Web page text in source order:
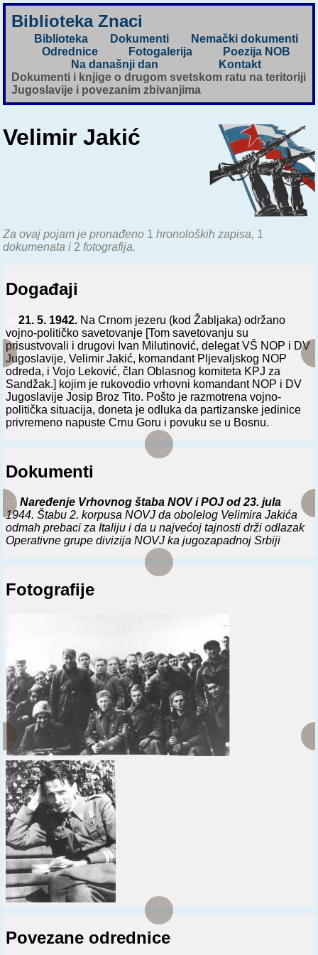
Biblioteka Znaci
Biblioteka Dokumenti
Nemački dokumenti
Odrednice
Fotogalerija
Poezija NOB
Na današnji dan
Kontakt
Dokumenti i knjige o drugom svetskom ratu na teritoriji
Jugoslavije i povezanim zbivanjima
Velimir Jakić
Za ovaj pojam je pronađeno 1 hronoloških zapisa, 1
dokumenata i 2 fotografija.
Događaji
21. 5. 1942. Na Crnom jezeru (kod Žabljaka) održano
vojno-političko savetovanje [Tom savetovanju su
prisustvovali i drugovi Ivan Milutinović, delegat VŠ NOP i DV
Jugoslavije, Velimir Jakić, komandant Pljevaljskog NOP
odreda, i Vojo Leković, član Oblasnog komiteta KPJ za
Sandžak.] kojim je rukovodio vrhovni komandant NOP i DV
Jugoslavije Josip Broz Tito. Pošto je razmotrena vojno-
politička situacija, doneta je odluka da partizanske jedinice
privremeno napuste Crnu Goru i povuku se u Bosnu.
Dokumenti
📜 Naređenje Vrhovnog štaba NOV i POJ od 23. jula
1944. Štabu 2. korpusa NOVJ da obolelog Velimira Jakića
odmah prebaci za Italiju i da u najvećoj tajnosti drži odlazak
Operativne grupe divizija NOVJ ka jugozapadnoj Srbiji
Fotografije
Povezane odrednice